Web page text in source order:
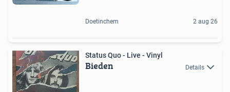
Doetinchem 2 aug 26
Status Quo - Live - Vinyl
Bieden Details